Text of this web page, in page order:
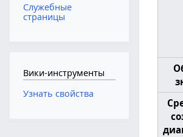
Служебные
страницы
Вики-инструменты
Узнать свойства